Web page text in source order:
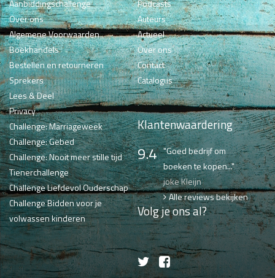
Aanbiddingschallenge
Over ons
Algemene Voorwaarden
Boekhandels
Bestellen en retourneren
Sprekers
Lees & Deel
Privacy
Challenge: Marriageweek
Challenge: Gebed
Challenge: Nooit meer stille tijd
Tienerchallenge
Challenge Liefdevol Ouderschap
Challenge Bidden voor je
volwassen kinderen
Podcasts
Auteurs
Actueel
Over ons
Contact
Catalogus
Klantenwaardering
9.4 "Goed bedrijf om
boeken te kopen..."
joke Kleijn
Alle reviews bekijken
Volg je ons al?